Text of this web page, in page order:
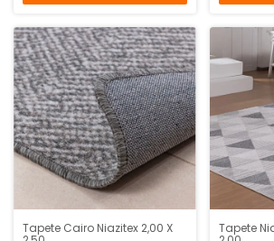
Tapete Cairo Niazitex 2,00 X Tapete